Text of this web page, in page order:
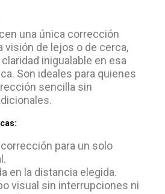
una única corrección
visión de lejos o de cerca,
inigualable en esa
Son ideales para quienes
sencilla sin
para un solo
en la distancia elegida.
visual sin interrupciones ni